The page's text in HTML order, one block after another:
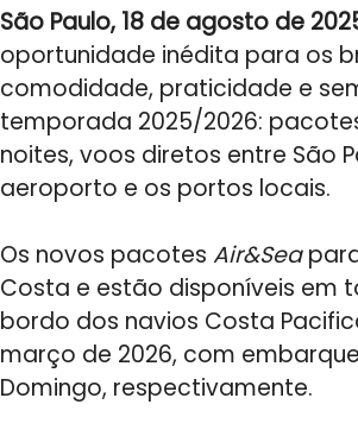
São Paulo, 18 de agosto de
oportunidade inédita para os
comodidade, praticidade e
temporada 2025/2026:
noites, voos diretos entre São
aeroporto e os portos locais.
Os novos pacotes Air&Sea
Costa e estão disponíveis em
bordo dos navios Costa
março de 2026, com
Domingo, respectivamente.